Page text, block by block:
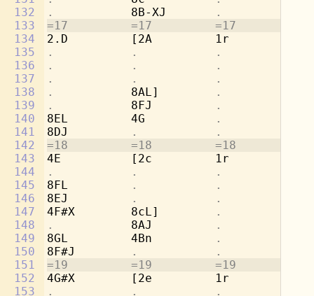
132
133
134
135
136
137
138
139
140
141
142
143
144
145
146
147
148
149
150
151
152
153
. 8B-XJ .
=17         =17         =17
2.D         [2A         1r
.           .           .
.           .           .
.           .           .
. 8AL] .
. 8FJ
.           .
8EL         4G
.           .
8DJ
.           .           .
=18         =18         =18
4E          [2c         1r
.           .           .
8FL
.           .
8EJ
.           .           .
4F#X        8cL]
.
. 8AJ
.           .
8GL         4Bn
.           .
8F#J
.           .           .
=19         =19         =19
4G#X        [2e         1r
.           .           .